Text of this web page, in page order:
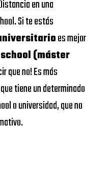
en una
Si te estás
es mejor
(máster
que no! Es más
tiene un determinado
o universidad, que no